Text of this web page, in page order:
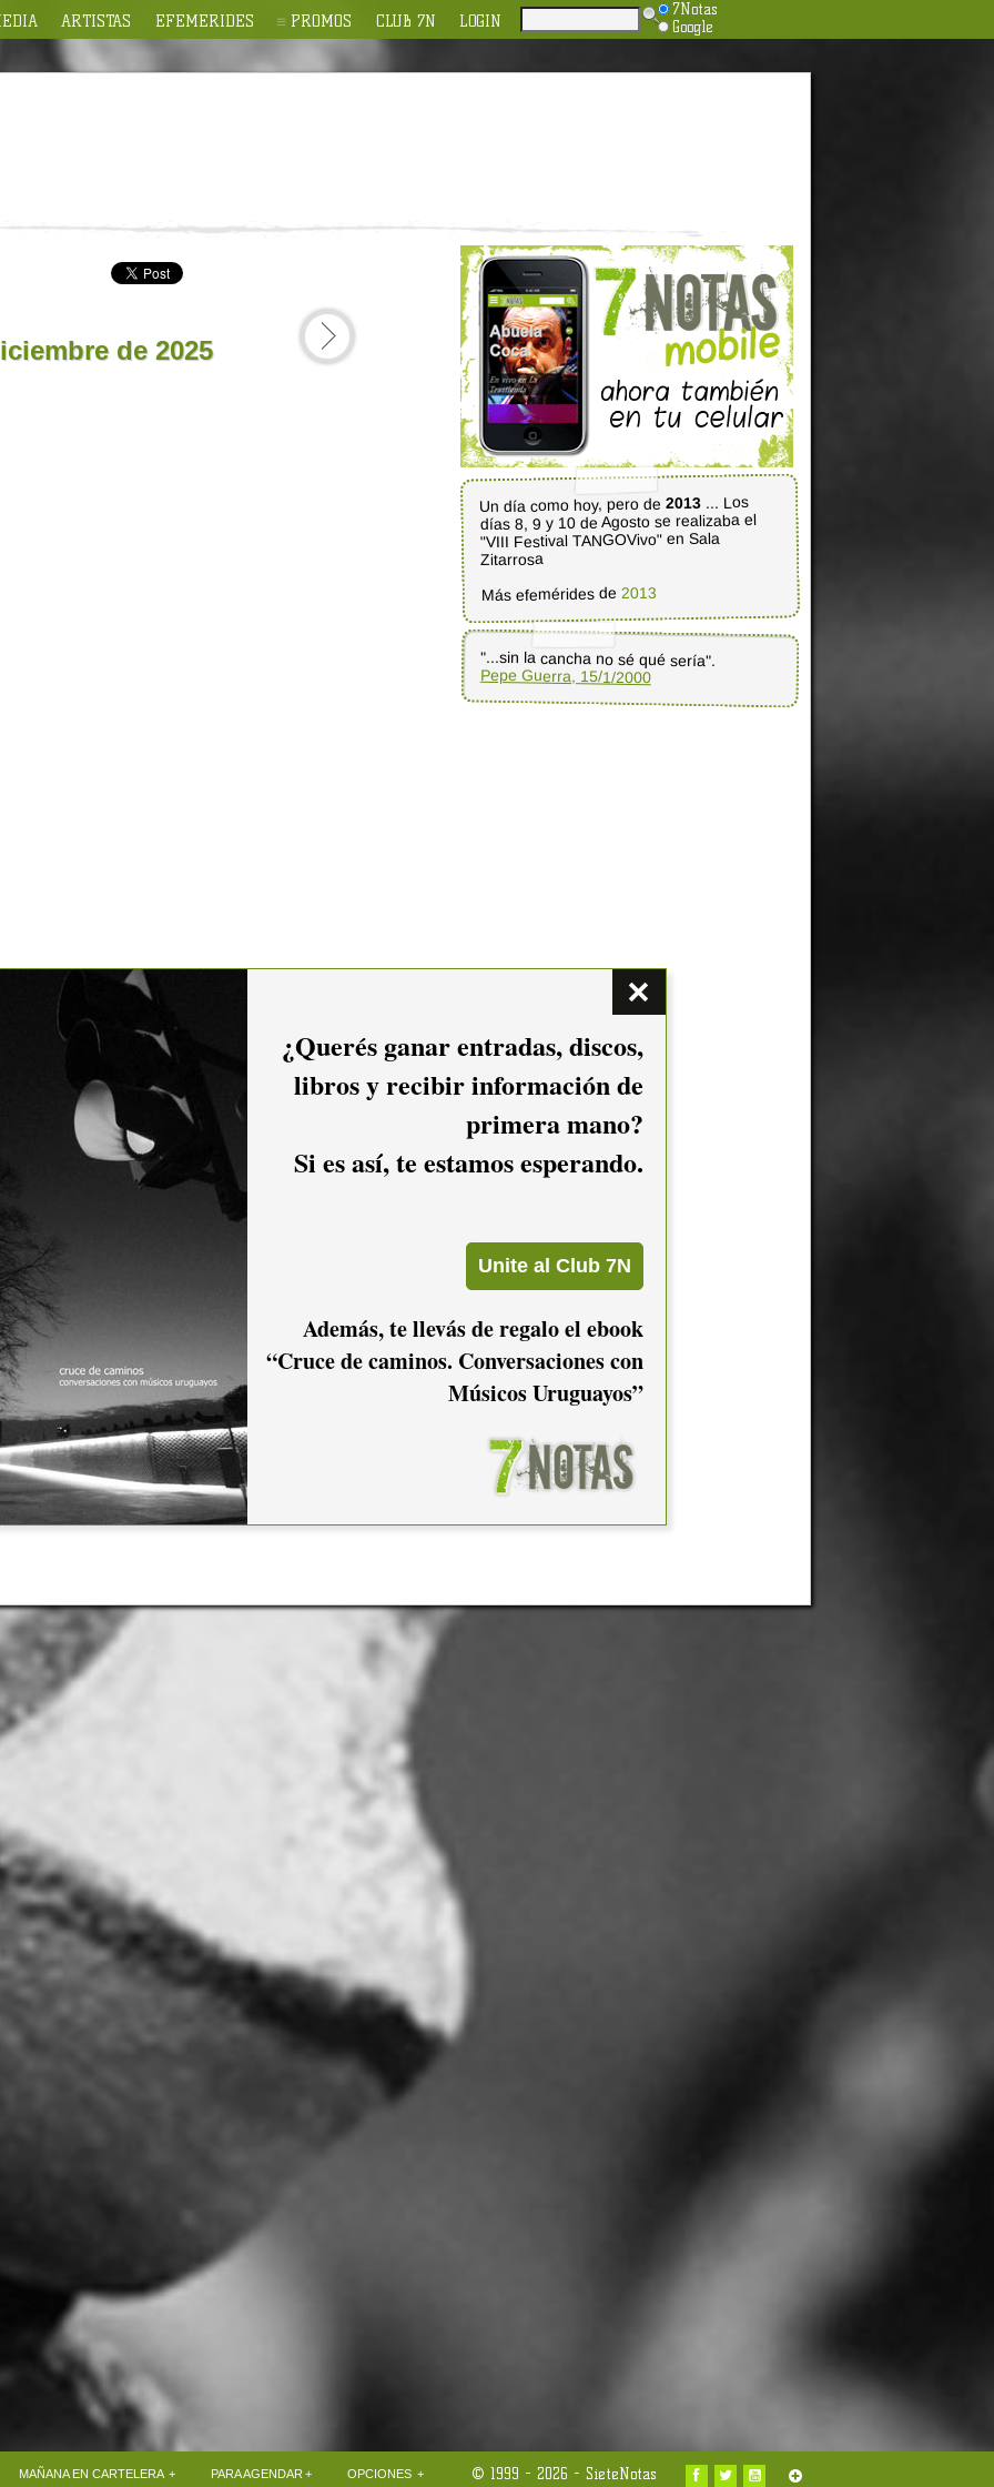
ARTISTAS EFEMERIDES PROMOS CLUB 7N LOGIN
7Notas
Google
de 2025
Un día como hoy, pero de2013 ... Los
días 8, 9 y 10 de Agosto se realizaba el
"VIII Festival TANGOVivo" en Sala
Zitarrosa
Más efemérides de 2013
"...sin la cancha no sé qué sería".
Pepe Guerra, 15/1/2000
MAÑANA EN CARTELERA + PARA AGENDAR + OPCIONES + © 1999 - 2026 - SieteNotas  
¿Querés ganar entradas, discos,
libros y recibir información de
primera mano?
Si es así, te estamos esperando.
Además, te llevás de regalo el ebook
“Cruce de caminos. Conversaciones con
Músicos Uruguayos”